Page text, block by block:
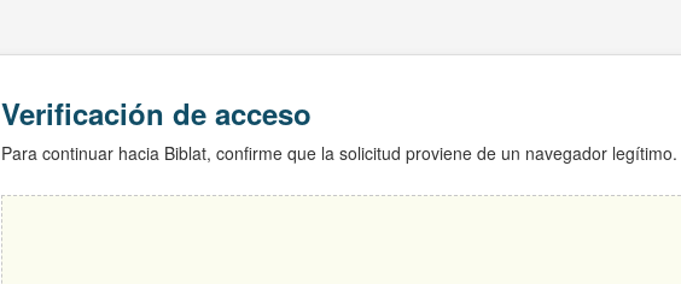
Verificación de acceso
Para continuar hacia Biblat, confirme que la solicitud proviene de un navegador legítimo.